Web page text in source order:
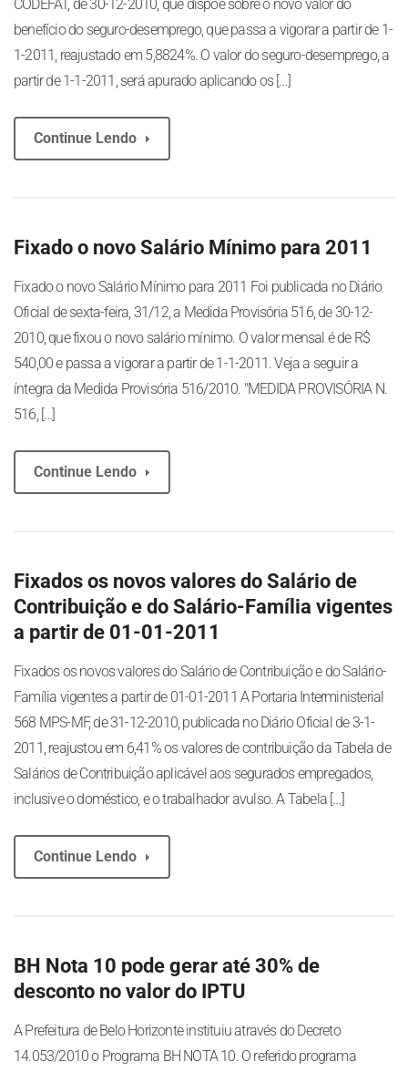
CODEFAT, de 30-12-2010, que dispõe sobre o novo valor do
benefício do seguro-desemprego, que passa a vigorar a partir de 1-
1-2011, reajustado em 5,8824%. O valor do seguro-desemprego, a
partir de 1-1-2011, será apurado aplicando os […]
Continue Lendo
Fixado o novo Salário Mínimo para 2011
Fixado o novo Salário Mínimo para 2011 Foi publicada no Diário
Oficial de sexta-feira, 31/12, a Medida Provisória 516, de 30-12-
2010, que fixou o novo salário mínimo. O valor mensal é de R$
540,00 e passa a vigorar a partir de 1-1-2011. Veja a seguir a
íntegra da Medida Provisória 516/2010. "MEDIDA PROVISÓRIA N.
516, […]
Continue Lendo
Fixados os novos valores do Salário de
Contribuição e do Salário-Família vigentes
a partir de 01-01-2011
Fixados os novos valores do Salário de Contribuição e do Salário-
Família vigentes a partir de 01-01-2011 A Portaria Interministerial
568 MPS-MF, de 31-12-2010, publicada no Diário Oficial de 3-1-
2011, reajustou em 6,41% os valores de contribuição da Tabela de
Salários de Contribuição aplicável aos segurados empregados,
inclusive o doméstico, e o trabalhador avulso. A Tabela […]
Continue Lendo
BH Nota 10 pode gerar até 30% de
desconto no valor do IPTU
A Prefeitura de Belo Horizonte instituiu através do Decreto
14.053/2010 o Programa BH NOTA 10. O referido programa